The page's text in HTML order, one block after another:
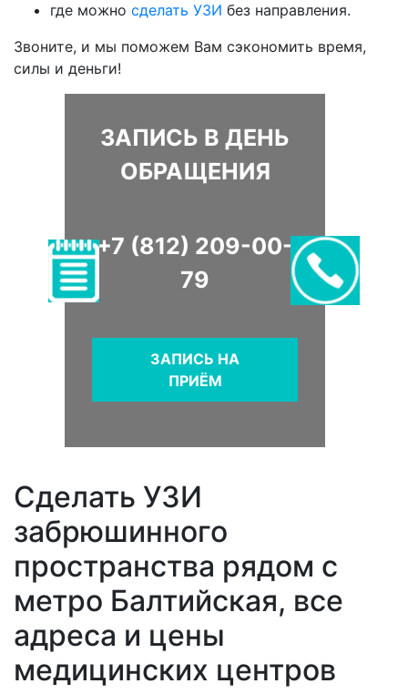
где можно сделать УЗИ без направления.
Звоните, и мы поможем Вам сэкономить время,
силы и деньги!
ЗАПИСЬ В ДЕНЬ
ОБРАЩЕНИЯ
+7 (812) 209-00-
79
ЗАПИСЬ НА
ПРИЁМ
Сделать УЗИ
забрюшинного
пространства рядом с
метро Балтийская, все
адреса и цены
медицинских центров